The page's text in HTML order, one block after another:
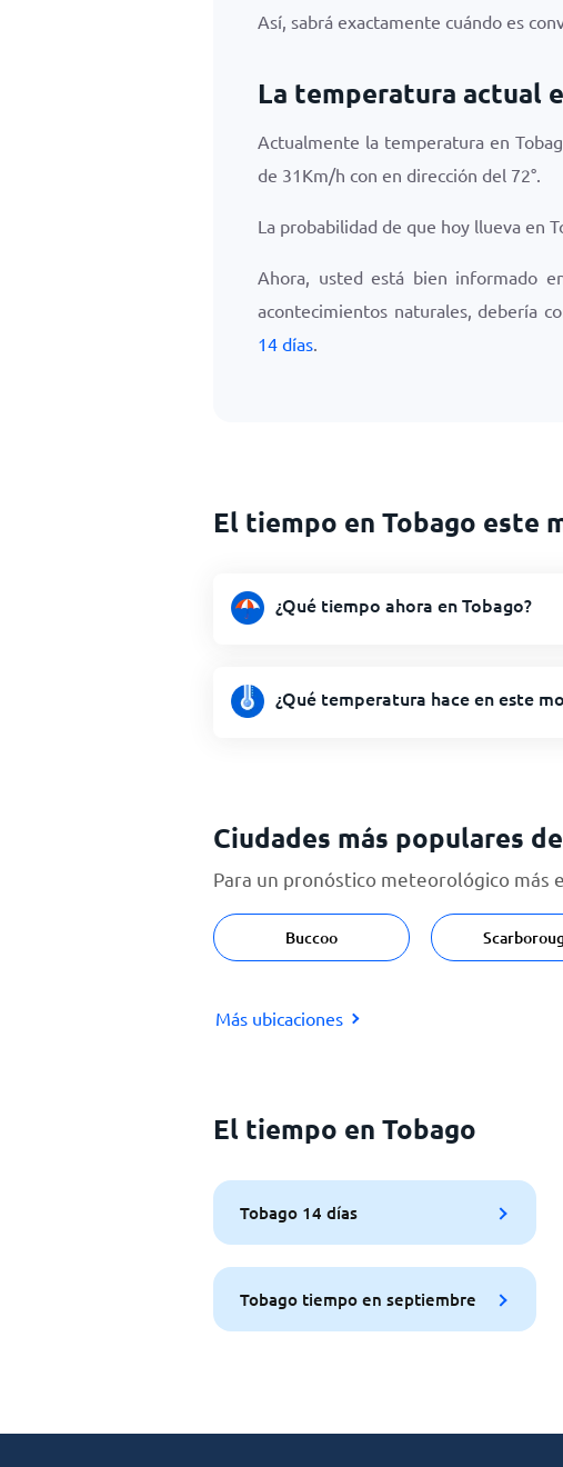
Así, sabrá exactamente cuándo es
La temperatura actual
Actualmente la temperatura en
de 31 Km/h con en dirección del 72°.
La probabilidad de que hoy llueva en
Ahora, usted está bien informado
acontecimientos naturales, debería
14 días.
El tiempo en Tobago este
¿Qué tiempo ahora en Tobago?
¿Qué temperatura hace en este
Ciudades más populares
Para un pronóstico meteorológico más
Buccoo
Más ubicaciones
El tiempo en Tobago
Tobago 14 días
Tobago tiempo en septiembre